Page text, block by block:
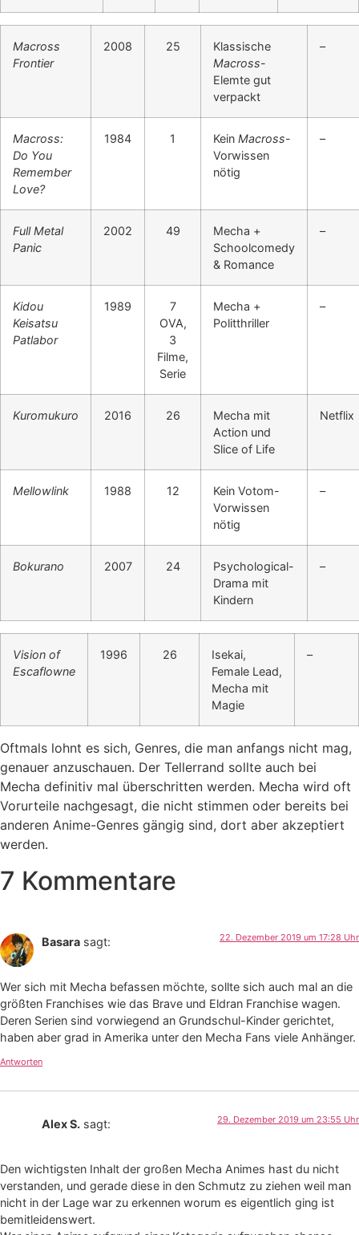
Macross
Frontier
2008 25
Klassische
Macross-
Elemte gut
verpackt
–
Macross:
Do You
Remember
Love?
1984 1 Kein Macross-
Vorwissen
nötig
–
Full Metal
Panic
2002 49
Mecha +
Schoolcomedy
& Romance
–
Kidou
Keisatsu
Patlabor
1989
7
OVA,
3
Filme,
Serie
Mecha +
Politthriller
–
Kuromukuro 2016 26
Mecha mit
Action und
Slice of Life
Netflix
Mellowlink 1988 12
Kein Votom-
Vorwissen
nötig
–
Bokurano 2007 24
Psychological-
Drama mit
Kindern
–
Vision of
Escaflowne
1996 26
Isekai,
Female Lead,
Mecha mit
Magie
–
Oftmals lohnt es sich, Genres, die man anfangs nicht mag,
genauer anzuschauen. Der Tellerrand sollte auch bei
Mecha definitiv mal überschritten werden. Mecha wird oft
Vorurteile nachgesagt, die nicht stimmen oder bereits bei
anderen Anime-Genres gängig sind, dort aber akzeptiert
werden.
7 Kommentare
Basara sagt: 22. Dezember 2019 um 17:28 Uhr
Wer sich mit Mecha befassen möchte, sollte sich auch mal an die
größten Franchises wie das Brave und Eldran Franchise wagen.
Deren Serien sind vorwiegend an Grundschul-Kinder gerichtet,
haben aber grad in Amerika unter den Mecha Fans viele Anhänger.
Antworten
Alex S. sagt: 29. Dezember 2019 um 23:55 Uhr
Den wichtigsten Inhalt der großen Mecha Animes hast du nicht
verstanden, und gerade diese in den Schmutz zu ziehen weil man
nicht in der Lage war zu erkennen worum es eigentlich ging ist
bemitleidenswert.